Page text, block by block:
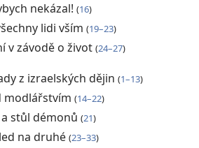
nekázal! (16)
lidi vším (19–23)
v závodě o život (24–27)
z izraelských dějin (1–13)
modlářstvím (14–22)
stůl démonů (21)
na druhé (23–33)